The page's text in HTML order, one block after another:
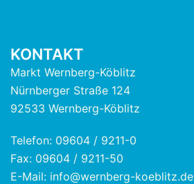
KONTAKT
Markt Wernberg-Köblitz
Nürnberger Straße 124
92533 Wernberg-Köblitz
Telefon: 09604 / 9211-0
Fax: 09604 / 9211-50
E-Mail: info@wernberg-koeblitz.de